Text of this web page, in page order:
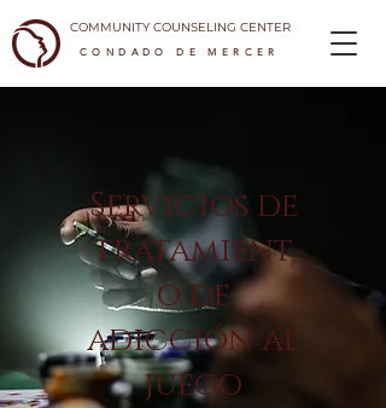
CONDADO DE MERCER
COMMUNITY COUNSELING CENTER
Servicios de
tratamient
o de
adicción al
juego